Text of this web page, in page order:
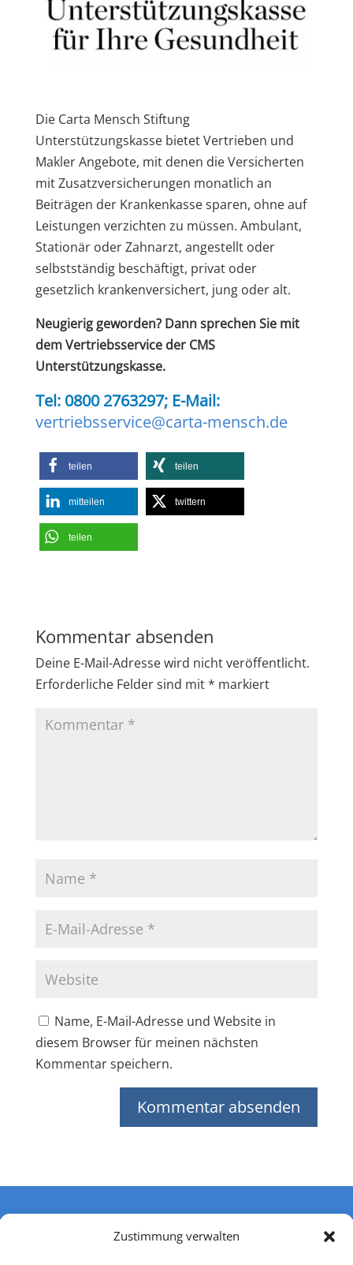
Zustimmung verwalten
Die Carta Mensch Stiftung
Unterstützungskasse bietet Vertrieben und
Makler Angebote, mit denen die Versicherten
mit Zusatzversicherungen monatlich an
Beiträgen der Krankenkasse sparen, ohne auf
Leistungen verzichten zu müssen. Ambulant,
Stationär oder Zahnarzt, angestellt oder
selbstständig beschäftigt, privat oder
gesetzlich krankenversichert, jung oder alt.
Neugierig geworden? Dann sprechen Sie mit
dem Vertriebsservice der CMS
Unterstützungskasse.
Tel: 0800 2763297; E-Mail:
vertriebsservice@carta-mensch.de
teilen teilen
mitteilen twittern
teilen
Kommentar absenden
Deine E-Mail-Adresse wird nicht veröffentlicht.
Erforderliche Felder sind mit* markiert
Name, E-Mail-Adresse und Website in
diesem Browser für meinen nächsten
Kommentar speichern.